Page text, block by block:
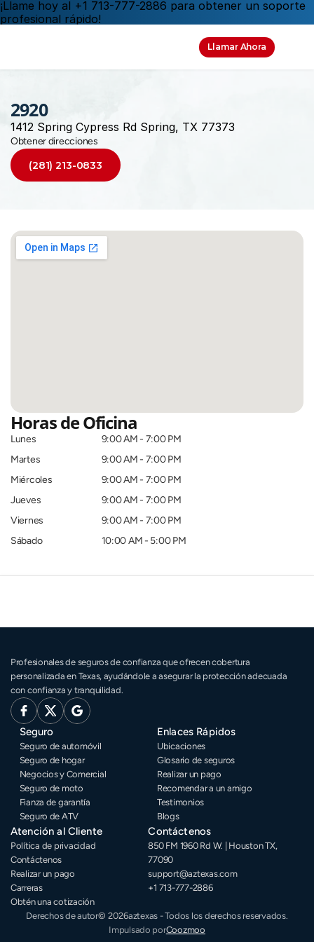
¡Llame hoy al +1 713-777-2886 para obtener un soporte
profesional rápido!
Llamar Ahora
2920
1412 Spring Cypress Rd Spring, TX 77373
Obtener direcciones
(281) 213-0833
Horas de Oficina
Lunes
9:00 AM - 7:00 PM
Martes
9:00 AM - 7:00 PM
Miércoles
9:00 AM - 7:00 PM
Jueves
9:00 AM - 7:00 PM
Viernes
9:00 AM - 7:00 PM
Sábado
10:00 AM - 5:00 PM
Profesionales de seguros de confianza que ofrecen cobertura
personalizada en Texas, ayudándole a asegurar la protección adecuada
con confianza y tranquilidad.
Seguro
Seguro de automóvil
Seguro de hogar
Negocios y Comercial
Seguro de moto
Fianza de garantía
Seguro de ATV
Enlaces Rápidos
Ubicaciones
Glosario de seguros
Realizar un pago
Recomendar a un amigo
Testimonios
Blogs
Atención al Cliente
Política de privacidad
Contáctenos
Realizar un pago
Carreras
Obtén una cotización
Contáctenos
850 FM 1960 Rd W. | Houston TX,
77090
support@aztexas.com
+1 713-777-2886
Derechos de autor© 2026aztexas - Todos los derechos reservados.
Impulsado porCoozmoo